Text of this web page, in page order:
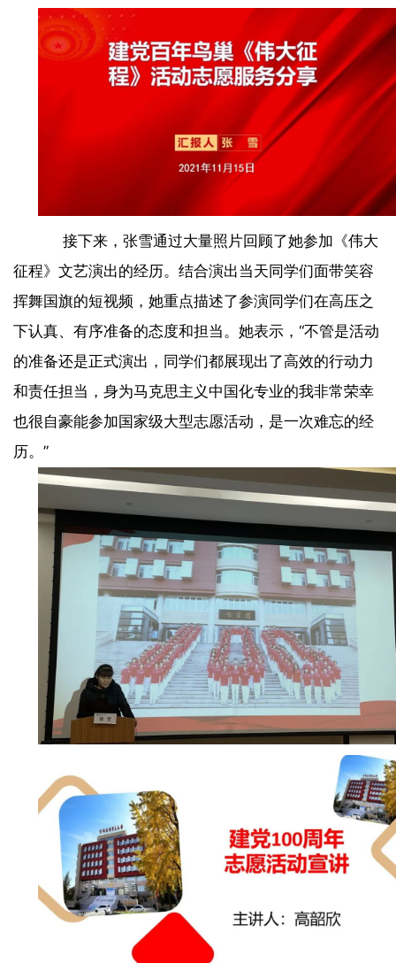
接下来，张雪通过大量照片回顾了她参加《伟大
征程》文艺演出的经历。结合演出当天同学们面带笑容
挥舞国旗的短视频，她重点描述了参演同学们在高压之
下认真、有序准备的态度和担当。她表示，“不管是活动
的准备还是正式演出，同学们都展现出了高效的行动力
和责任担当，身为马克思主义中国化专业的我非常荣幸
也很自豪能参加国家级大型志愿活动，是一次难忘的经
历。”